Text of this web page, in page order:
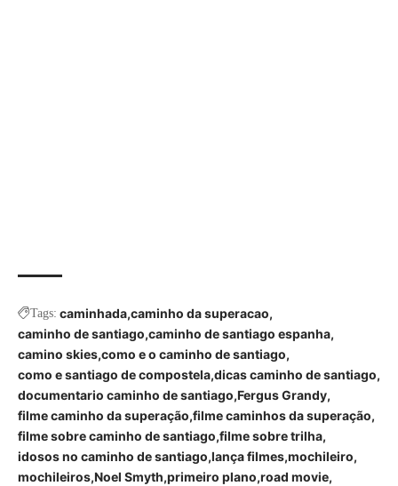
Tags: caminhada caminho da superacao
caminho de santiago caminho de santiago espanha
camino skies como e o caminho de santiago
como e santiago de compostela dicas caminho de santiago
documentario caminho de santiago Fergus Grandy
filme caminho da superação filme caminhos da superação
filme sobre caminho de santiago filme sobre trilha
idosos no caminho de santiago lança filmes mochileiro
mochileiros Noel Smyth primeiro plano road movie